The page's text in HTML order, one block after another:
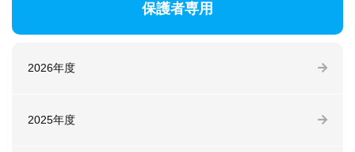
保護者専用
2026年度
2025年度